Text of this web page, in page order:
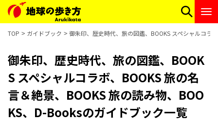
TOP ガイドブック 御朱印、歴史時代、旅の図鑑、BOOKS スペシャルコラ
御朱印、歴史時代、旅の図鑑、BOOK
S スペシャルコラボ、BOOKS 旅の名
言＆絶景、BOOKS 旅の読み物、BOO
KS、D-Booksのガイドブック一覧